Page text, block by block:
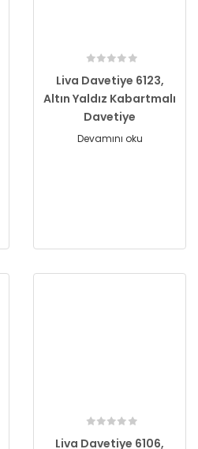
Liva Davetiye 6123,
Altın Yaldız Kabartmalı
Davetiye
Devamını oku
Liva Davetiye 6106,